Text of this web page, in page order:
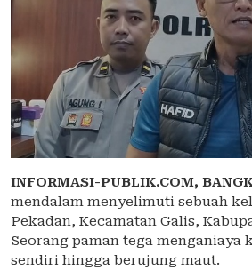
INFORMASI-PUBLIK.COM,
mendalam menyelimuti sebuah
Pekadan, Kecamatan Galis,
Seorang paman tega menganiaya
sendiri hingga berujung maut.